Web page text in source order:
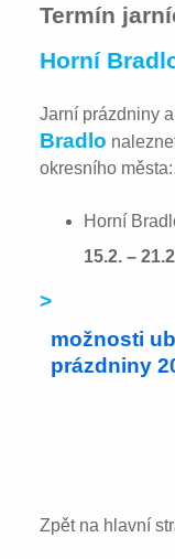
Termín
Horní
Jarní prázdniny
Bradlo
okresního města:
Horní
15.2. –
>
možnosti
prázdniny
Zpět na hlavní